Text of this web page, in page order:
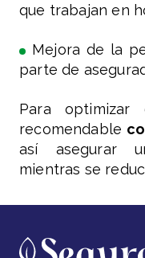
que trabajan en
Mejora de la
parte de
Para
recomendable
así asegurar
mientras se